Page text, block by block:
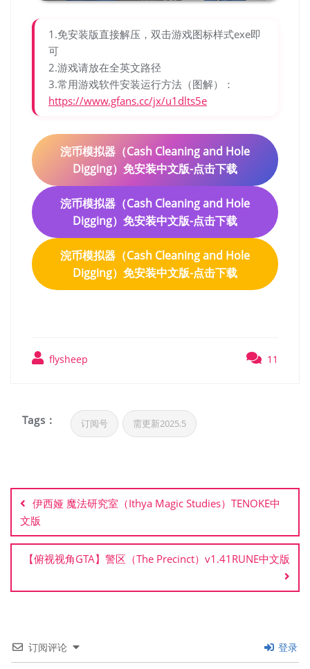
1.免安装版直接解压，双击游戏图标样式exe即
可
2.游戏请放在全英文路径
3.常用游戏软件安装运行方法（图解）：
https://www.gfans.cc/jx/u1dlts5e
浣币模拟器（Cash Cleaning and Hole
Digging）免安装中文版-点击下载
浣币模拟器（Cash Cleaning and Hole
Digging）免安装中文版-点击下载
浣币模拟器（Cash Cleaning and Hole
Digging）免安装中文版-点击下载
flysheep 11
Tags : 订阅号 需更新2025.5
章
导
航
伊西娅 魔法研究室（Ithya Magic Studies）TENOKE中
文版
【俯视视角GTA】警区（The Precinct）v1.41RUNE中文版
订阅评论 登录